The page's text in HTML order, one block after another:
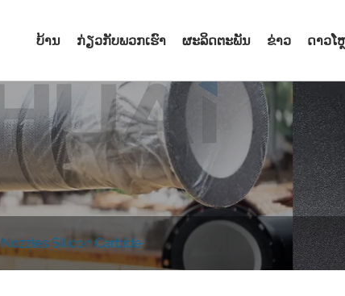
ບ້ານ ກ່ຽວກັບພວກເຮົາ ຜະລິດຕະພັນ ຂ່າວ ດາວໂ
Nozzles Silicon Carbide